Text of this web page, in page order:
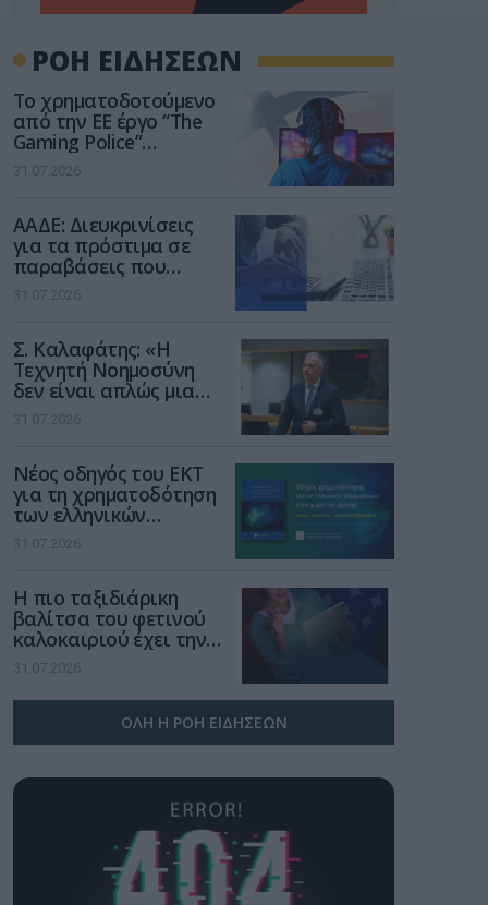
ΡΟΗ ΕΙΔΗΣΕΩΝ
Το χρηματοδοτούμενο
από την ΕΕ έργο “The
Gaming Police”
ενισχύει την ασφάλεια
των παιδιών στο
31.07.2026
ΑΑΔΕ: Διευκρινίσεις
για τα πρόστιμα σε
παραβάσεις που
αφορούν τους ΦΗΜ
31.07.2026
Σ. Καλαφάτης: «Η
Τεχνητή Νοημοσύνη
δεν είναι απλώς μια
νέα τεχνολογία, είναι
μια νέα βιομηχανική
31.07.2026
Νέος οδηγός του ΕΚΤ
για τη χρηματοδότηση
των ελληνικών
επιχειρήσεων στον
χώρο της άμυνας
31.07.2026
Η πιο ταξιδιάρικη
βαλίτσα του φετινού
καλοκαιριού έχει την
υπογραφή της Xiaomi
31.07.2026
ΟΛΗ Η ΡΟΗ ΕΙΔΗΣΕΩΝ